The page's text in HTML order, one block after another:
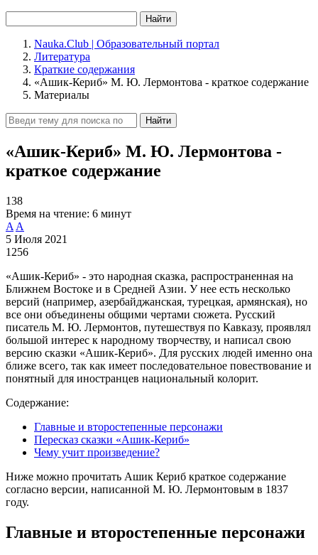
Найти
Nauka.Club | Образовательный портал
Литература
Краткие содержания
«Ашик-Кериб» М. Ю. Лермонтова - краткое содержание
Материалы
Найти
«Ашик-Кериб» М. Ю. Лермонтова -
краткое содержание
138
Время на чтение: 6 минут
A A
5 Июля 2021
1256
«Ашик-Кериб» - это народная сказка, распространенная на
Ближнем Востоке и в Средней Азии. У нее есть несколько
версий (например, азербайджанская, турецкая, армянская), но
все они объединены общими чертами сюжета. Русский
писатель М. Ю. Лермонтов, путешествуя по Кавказу, проявлял
большой интерес к народному творчеству, и написал свою
версию сказки «Ашик-Кериб». Для русских людей именно она
ближе всего, так как имеет последовательное повествование и
понятный для иностранцев национальный колорит.
Содержание:
Главные и второстепенные персонажи
Пересказ сказки «Ашик-Кериб»
Чему учит произведение?
Ниже можно прочитать Ашик Кериб краткое содержание
согласно версии, написанной М. Ю. Лермонтовым в 1837
году.
Главные и второстепенные персонажи